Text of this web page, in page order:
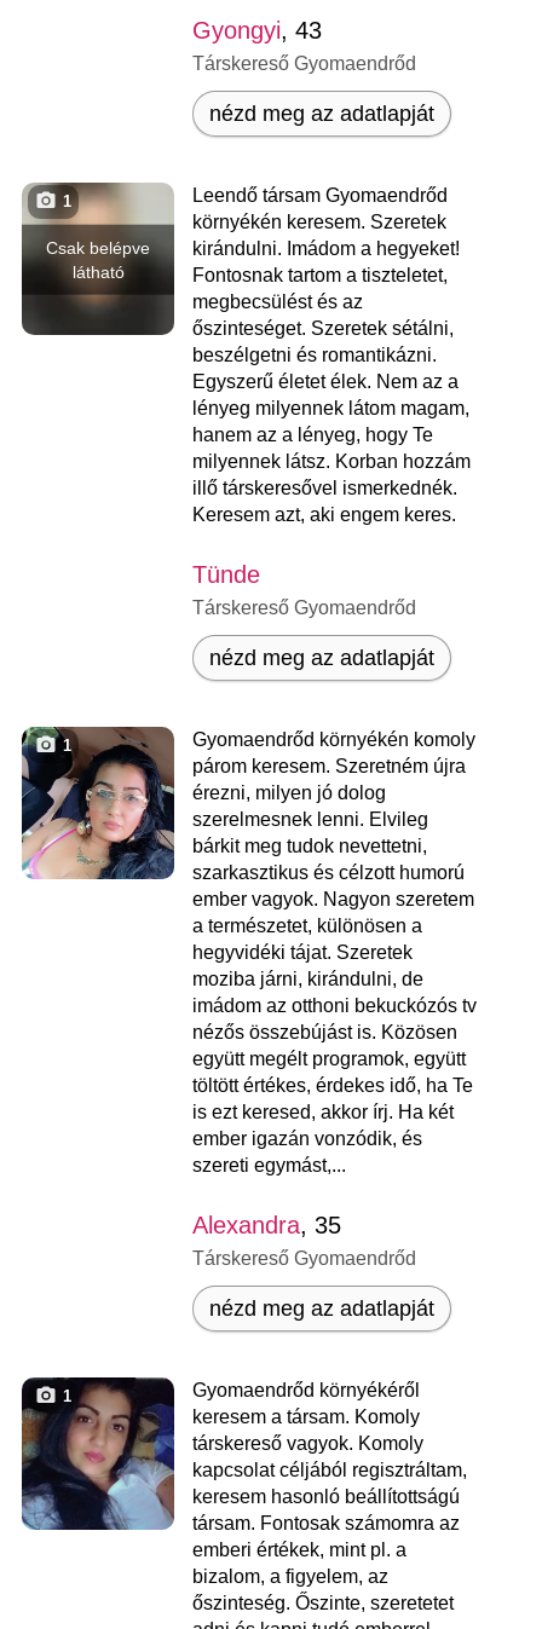
Gyongyi, 43
Társkereső Gyomaendrőd
nézd meg az adatlapját
Csak belépve
látható
1
Leendő társam Gyomaendrőd
környékén keresem. Szeretek
kirándulni. Imádom a hegyeket!
Fontosnak tartom a tiszteletet,
megbecsülést és az
őszinteséget. Szeretek sétálni,
beszélgetni és romantikázni.
Egyszerű életet élek. Nem az a
lényeg milyennek látom magam,
hanem az a lényeg, hogy Te
milyennek látsz. Korban hozzám
illő társkeresővel ismerkednék.
Keresem azt, aki engem keres.
Tünde
Társkereső Gyomaendrőd
nézd meg az adatlapját
1
Gyomaendrőd környékén komoly
párom keresem. Szeretném újra
érezni, milyen jó dolog
szerelmesnek lenni. Elvileg
bárkit meg tudok nevettetni,
szarkasztikus és célzott humorú
ember vagyok. Nagyon szeretem
a természetet, különösen a
hegyvidéki tájat. Szeretek
moziba járni, kirándulni, de
imádom az otthoni bekuckózós tv
nézős összebújást is. Közösen
együtt megélt programok, együtt
töltött értékes, érdekes idő, ha Te
is ezt keresed, akkor írj. Ha két
ember igazán vonzódik, és
szereti egymást,...
Alexandra, 35
Társkereső Gyomaendrőd
nézd meg az adatlapját
1
Gyomaendrőd környékéről
keresem a társam. Komoly
társkereső vagyok. Komoly
kapcsolat céljából regisztráltam,
keresem hasonló beállítottságú
társam. Fontosak számomra az
emberi értékek, mint pl. a
bizalom, a figyelem, az
őszinteség. Őszinte, szeretetet